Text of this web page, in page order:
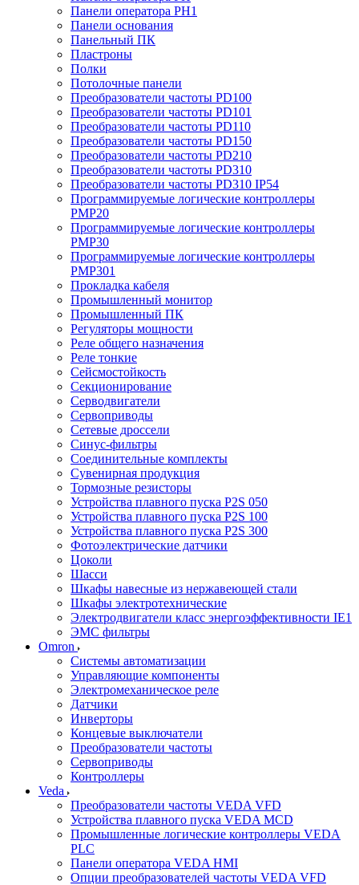
Панели оператора PH1
Панели основания
Панельный ПК
Пластроны
Полки
Потолочные панели
Преобразователи частоты PD100
Преобразователи частоты PD101
Преобразователи частоты PD110
Преобразователи частоты PD150
Преобразователи частоты PD210
Преобразователи частоты PD310
Преобразователи частоты PD310 IP54
Программируемые логические контроллеры
PMP20
Программируемые логические контроллеры
PMP30
Программируемые логические контроллеры
PMP301
Прокладка кабеля
Промышленный монитор
Промышленный ПК
Регуляторы мощности
Реле общего назначения
Реле тонкие
Сейсмостойкость
Секционирование
Серводвигатели
Сервоприводы
Сетевые дроссели
Синус-фильтры
Соединительные комплекты
Сувенирная продукция
Тормозные резисторы
Устройства плавного пуска P2S 050
Устройства плавного пуска P2S 100
Устройства плавного пуска P2S 300
Фотоэлектрические датчики
Цоколи
Шасси
Шкафы навесные из нержавеющей стали
Шкафы электротехнические
Электродвигатели класс энергоэффективности IE1
ЭМС фильтры
Omron
Системы автоматизации
Управляющие компоненты
Электромеханическое реле
Датчики
Инверторы
Концевые выключатели
Преобразователи частоты
Сервоприводы
Контроллеры
Veda
Преобразователи частоты VEDA VFD
Устройства плавного пуска VEDA MCD
Промышленные логические контроллеры VEDA
PLC
Панели оператора VEDA HMI
Опции преобразователей частоты VEDA VFD